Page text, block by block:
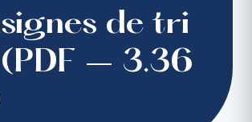
de tri
– 3.36